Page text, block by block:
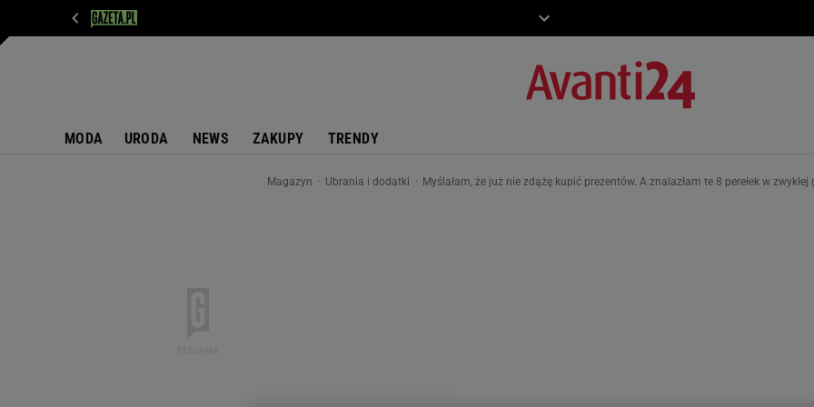
MODA URODA NEWS ZAKUPY TRENDY
Magazyn Ubrania i dodatki Myślałam, że już nie zdążę kupić prezentów. A znalazłam te 8 perełek w